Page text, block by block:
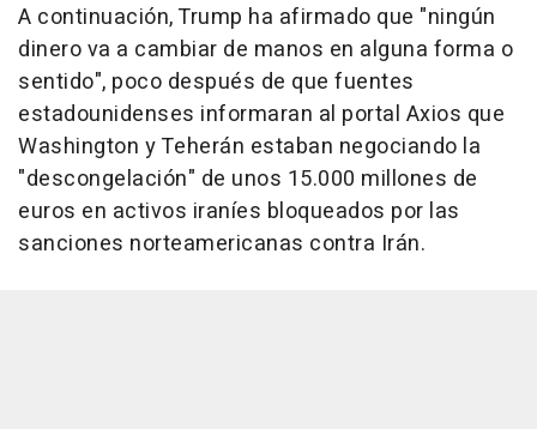
A continuación, Trump ha afirmado que "ningún
dinero va a cambiar de manos en alguna forma o
sentido", poco después de que fuentes
estadounidenses informaran al portal Axios que
Washington y Teherán estaban negociando la
"descongelación" de unos 15.000 millones de
euros en activos iraníes bloqueados por las
sanciones norteamericanas contra Irán.